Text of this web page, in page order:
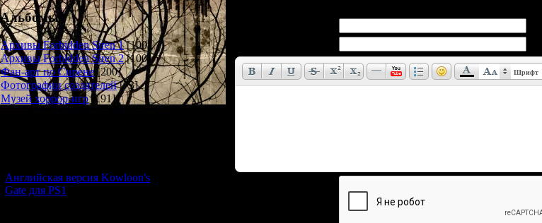
Альбомы
Архивы Forbidden Siren 1 [100]
Архивы Forbidden Siren 2 [100]
Фан-арт по Сирене [200]
Фотографии создателей [73]
Музей хоррор-игр
[191]
Английская версия Kowloon's
Gate для PS1
Шрифт